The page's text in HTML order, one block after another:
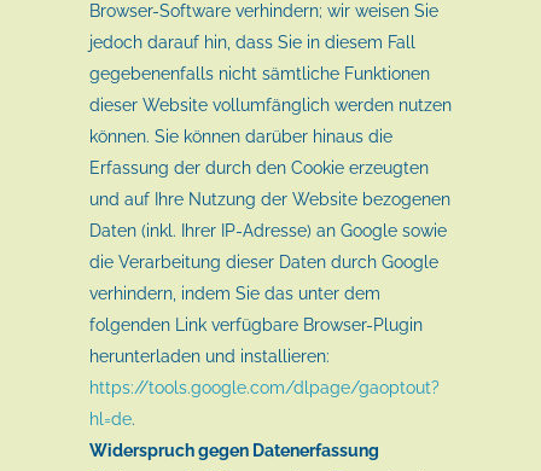
Browser-Software verhindern; wir weisen Sie
jedoch darauf hin, dass Sie in diesem Fall
gegebenenfalls nicht sämtliche Funktionen
dieser Website vollumfänglich werden nutzen
können. Sie können darüber hinaus die
Erfassung der durch den Cookie erzeugten
und auf Ihre Nutzung der Website bezogenen
Daten (inkl. Ihrer IP-Adresse) an Google sowie
die Verarbeitung dieser Daten durch Google
verhindern, indem Sie das unter dem
folgenden Link verfügbare Browser-Plugin
herunterladen und installieren:
https://tools.google.com/dlpage/gaoptout?
hl=de.
Widerspruch gegen Datenerfassung